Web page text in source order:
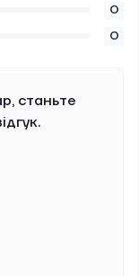
0
0
станьте